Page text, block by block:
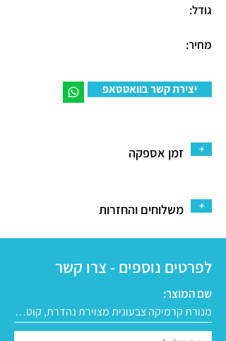
גודל:
מחיר:
יצירת קשר בוואטסאפ
זמן אספקה +
משלוחים והחזרות +
לפרטים נוספים - צרו קשר
שם המוצר: